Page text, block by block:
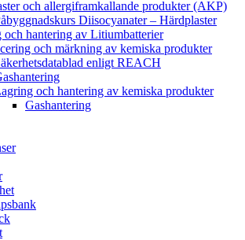
och allergiframkallande produkter (AKP)
Diisocyanater – Härdplaster
och hantering av Litiumbatterier
och märkning av kemiska produkter
enligt REACH
och hantering av kemiska produkter
Gashantering